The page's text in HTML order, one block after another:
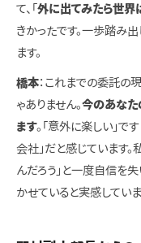
て、「外に出てみたら世界
きかったです。一歩踏み
ます。
橋本：これまでの委託の
ゃありません。今のあなた
ます。「意外に楽しい」です
会社」だと感じています
んだろう」と一度自信を
かせていると実感していま